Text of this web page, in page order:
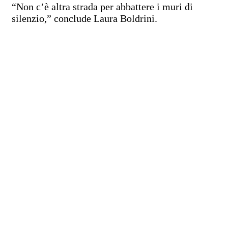
“Non c’è altra strada per abbattere i muri di
silenzio,” conclude Laura Boldrini.